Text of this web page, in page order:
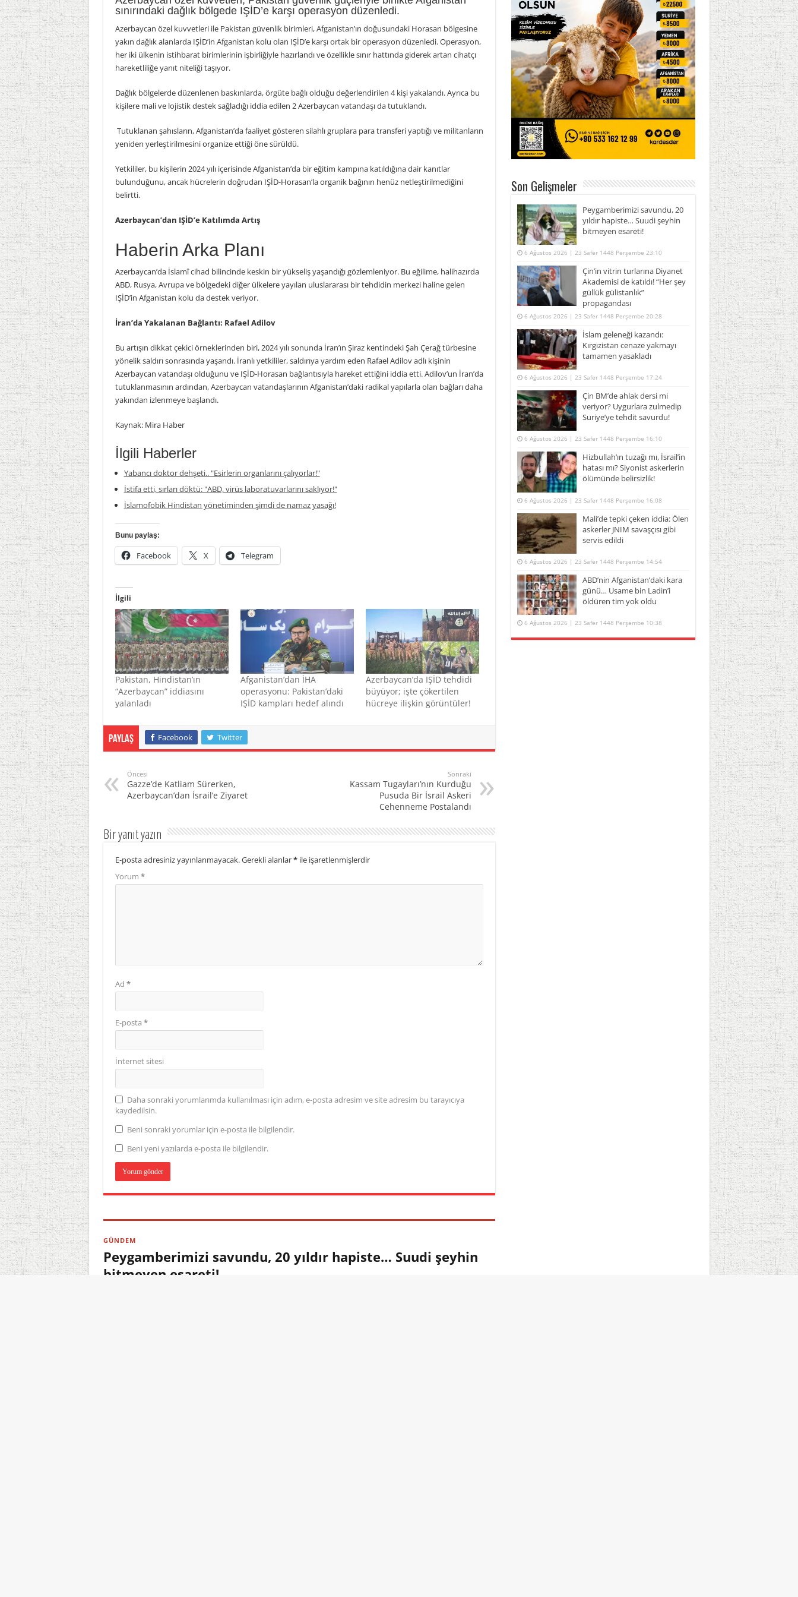
sınırındaki dağlık bölgede IŞİD’e karşı operasyon düzenledi.
Azerbaycan özel kuvvetleri ile Pakistan güvenlik birimleri, Afganistan’ın doğusundaki Horasan bölgesine
yakın dağlık alanlarda IŞİD’in Afganistan kolu olan IŞİD’e karşı ortak bir operasyon düzenledi. Operasyon,
her iki ülkenin istihbarat birimlerinin işbirliğiyle hazırlandı ve özellikle sınır hattında giderek artan cihatçı
hareketliliğe yanıt niteliği taşıyor.
Dağlık bölgelerde düzenlenen baskınlarda, örgüte bağlı olduğu değerlendirilen 4 kişi yakalandı. Ayrıca bu
kişilere mali ve lojistik destek sağladığı iddia edilen 2 Azerbaycan vatandaşı da tutuklandı.
Tutuklanan şahısların, Afganistan’da faaliyet gösteren silahlı gruplara para transferi yaptığı ve militanların
yeniden yerleştirilmesini organize ettiği öne sürüldü.
Yetkililer, bu kişilerin 2024 yılı içerisinde Afganistan’da bir eğitim kampına katıldığına dair kanıtlar
bulunduğunu, ancak hücrelerin doğrudan IŞİD-Horasan’la organik bağının henüz netleştirilmediğini
belirtti.
Azerbaycan’dan IŞİD’e Katılımda Artış
Haberin Arka Planı
Azerbaycan’da İslamî cihad bilincinde keskin bir yükseliş yaşandığı gözlemleniyor. Bu eğilime, halihazırda
ABD, Rusya, Avrupa ve bölgedeki diğer ülkelere yayılan uluslararası bir tehdidin merkezi haline gelen
IŞİD’in Afganistan kolu da destek veriyor.
İran’da Yakalanan Bağlantı: Rafael Adilov
Bu artışın dikkat çekici örneklerinden biri, 2024 yılı sonunda İran’ın Şiraz kentindeki Şah Çerağ türbesine
yönelik saldırı sonrasında yaşandı. İranlı yetkililer, saldırıya yardım eden Rafael Adilov adlı kişinin
Azerbaycan vatandaşı olduğunu ve IŞİD-Horasan bağlantısıyla hareket ettiğini iddia etti. Adilov’un İran’da
tutuklanmasının ardından, Azerbaycan vatandaşlarının Afganistan’daki radikal yapılarla olan bağları daha
yakından izlenmeye başlandı.
Kaynak: Mira Haber
İlgili Haberler
Yabancı doktor dehşeti.. "Esirlerin organlarını çalıyorlar!"
İstifa etti, sırları döktü: "ABD, virüs laboratuvarlarını saklıyor!"
İslamofobik Hindistan yönetiminden şimdi de namaz yasağı!
Bunu paylaş:
Facebook X Telegram
İlgili
Pakistan, Hindistan’ın
“Azerbaycan” iddiasını
yalanladı
Afganistan’dan İHA
operasyonu: Pakistan’daki
IŞİD kampları hedef alındı
Azerbaycan’da IŞİD tehdidi
büyüyor; işte çökertilen
hücreye ilişkin görüntüler!
Paylaş Facebook Twitter
Öncesi
Gazze’de Katliam Sürerken,
Azerbaycan’dan İsrail’e Ziyaret
Sonraki
Kassam Tugayları’nın Kurduğu
Pusuda Bir İsrail Askeri
Cehenneme Postalandı
Bir yanıt yazın
E-posta adresiniz yayınlanmayacak.Gerekli alanlar*ile işaretlenmişlerdir
Yorum *
Ad *
E-posta *
İnternet sitesi
Daha sonraki yorumlarımda kullanılması için adım, e-posta adresim ve site adresim bu tarayıcıya
kaydedilsin.
Beni sonraki yorumlar için e-posta ile bilgilendir.
Beni yeni yazılarda e-posta ile bilgilendir.
GÜNDEM
Peygamberimizi savundu, 20 yıldır hapiste… Suudi şeyhin
bitmeyen esareti!
Son Gelişmeler
Peygamberimizi savundu, 20
yıldır hapiste… Suudi şeyhin
bitmeyen esareti!
6 Ağustos 2026 | 23 Safer 1448 Perşembe 23:10
Çin’in vitrin turlarına Diyanet
Akademisi de katıldı! “Her şey
güllük gülistanlık”
propagandası
6 Ağustos 2026 | 23 Safer 1448 Perşembe 20:28
İslam geleneği kazandı:
Kırgızistan cenaze yakmayı
tamamen yasakladı
6 Ağustos 2026 | 23 Safer 1448 Perşembe 17:24
Çin BM’de ahlak dersi mi
veriyor? Uygurlara zulmedip
Suriye’ye tehdit savurdu!
6 Ağustos 2026 | 23 Safer 1448 Perşembe 16:10
Hizbullah’ın tuzağı mı, İsrail’in
hatası mı? Siyonist askerlerin
ölümünde belirsizlik!
6 Ağustos 2026 | 23 Safer 1448 Perşembe 16:08
Mali’de tepki çeken iddia: Ölen
askerler JNIM savaşçısı gibi
servis edildi
6 Ağustos 2026 | 23 Safer 1448 Perşembe 14:54
ABD’nin Afganistan’daki kara
günü… Usame bin Ladin’i
öldüren tim yok oldu
6 Ağustos 2026 | 23 Safer 1448 Perşembe 10:38